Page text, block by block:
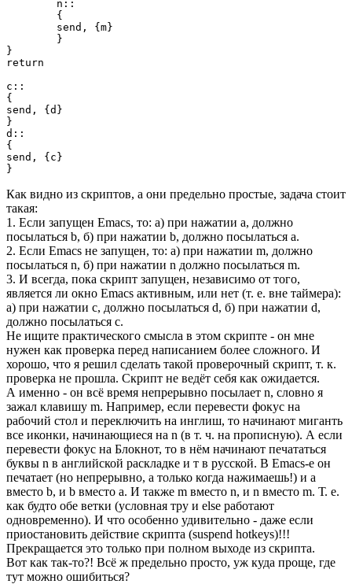
}
return
c::
{
send, {d}
}
d::
{
send, {c}
}
Как видно из скриптов, а они предельно простые, задача стоит
такая:
1. Если запущен Emacs, то: а) при нажатии a, должно
посылаться b, б) при нажатии b, должно посылаться a.
2. Если Emacs не запущен, то: а) при нажатии m, должно
посылаться n, б) при нажатии n должно посылаться m.
3. И всегда, пока скрипт запущен, независимо от того,
является ли окно Emacs активным, или нет (т. е. вне таймера):
а) при нажатии c, должно посылаться d, б) при нажатии d,
должно посылаться c.
Не ищите практического смысла в этом скрипте - он мне
нужен как проверка перед написанием более сложного. И
хорошо, что я решил сделать такой проверочный скрипт, т. к.
проверка не прошла. Скрипт не ведёт себя как ожидается.
А именно - он всё время непрерывно посылает n, словно я
зажал клавишу m. Например, если перевести фокус на
рабочий стол и переключить на инглиш, то начинают миганть
все иконки, начинающиеся на n (в т. ч. на прописную). А если
перевести фокус на Блокнот, то в нём начинают печататься
буквы n в английской раскладке и т в русской. В Emacs-e он
печатает (но непрерывно, а только когда нажимаешь!) и a
вместо b, и b вместо a. И также m вместо n, и n вместо m. Т. е.
как будто обе ветки (условная тру и else работают
одновременно). И что особенно удивительно - даже если
приостановить действие скрипта (suspend hotkeys)!!!
Прекращается это только при полном выходе из скрипта.
Вот как так-то?! Всё ж предельно просто, уж куда проще, где
тут можно ошибиться?